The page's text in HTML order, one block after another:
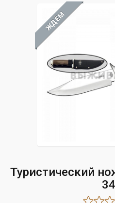
ЖДЁМ
Туристический
34